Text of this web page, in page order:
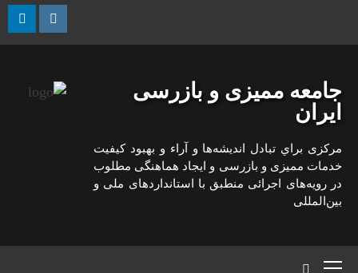
Instagram
جامعه ممیزی و بازرسی
ایران
مركزی براي تبادل انديشه‌ها و آراء و بهبود كيفيت
خدمات مميزی و بازرسی و ايجاد هماهنگی مطلوب
در رويه‌های اجرائی منطبق با استانداردهای ملی و
بين‌المللی